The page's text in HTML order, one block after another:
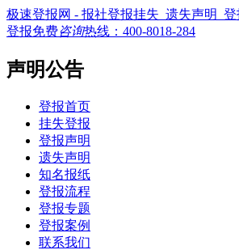
极速登报网 - 报社登报挂失_遗失声明_登
登报免费咨询热线： 400-8018-284
声明公告
登报首页
挂失登报
登报声明
遗失声明
知名报纸
登报流程
登报专题
登报案例
联系我们